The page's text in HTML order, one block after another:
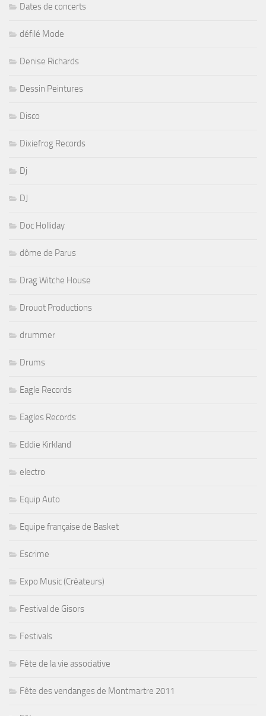
Dates de concerts
défilé Mode
Denise Richards
Dessin Peintures
Disco
Dixiefrog Records
Dj
DJ
Doc Holliday
dôme de Parus
Drag Witche House
Drouot Productions
drummer
Drums
Eagle Records
Eagles Records
Eddie Kirkland
electro
Equip Auto
Equipe française de Basket
Escrime
Expo Music (Créateurs)
Festival de Gisors
Festivals
Fête de la vie associative
Fête des vendanges de Montmartre 2011